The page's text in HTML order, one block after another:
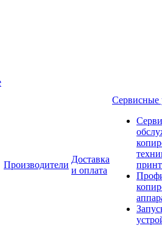
Производители
Доставка
и оплата
Сервисные